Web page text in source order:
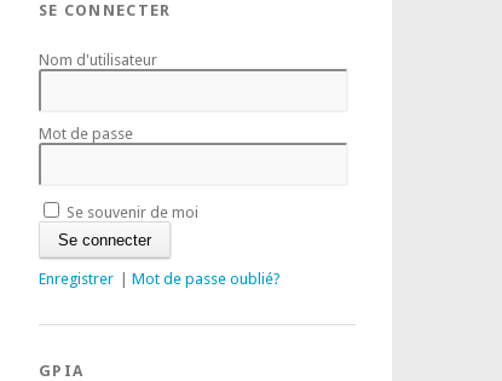
SE CONNECTER
Nom d'utilisateur
Mot de passe
Se souvenir de moi
Enregistrer Mot de passe oublié?
GPIA